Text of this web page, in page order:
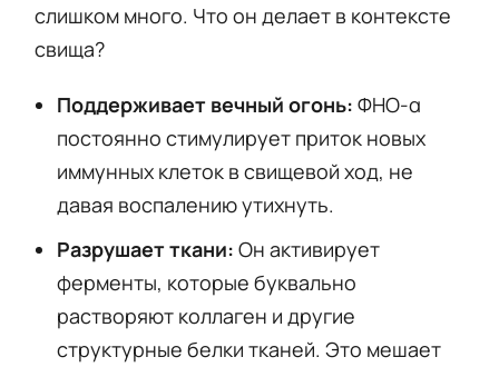
слишком много. Что он делает в контексте
свища?
Поддерживает вечный огонь: ФНО-α
постоянно стимулирует приток новых
иммунных клеток в свищевой ход, не
давая воспалению утихнуть.
Разрушает ткани: Он активирует
ферменты, которые буквально
растворяют коллаген и другие
структурные белки тканей. Это мешает